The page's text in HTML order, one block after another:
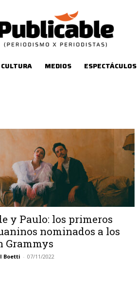
CULTURA MEDIOS ESPECTÁCULOS
y Paulo: los primeros
nominados a los
Grammys
Boetti - 07/11/2022